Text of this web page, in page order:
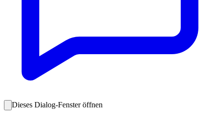
Dieses Dialog-Fenster öffnen